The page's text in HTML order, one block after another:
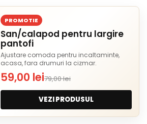
PROMOTIE
San/calapod pentru largire
pantofi
Ajustare comoda pentru incaltaminte,
acasa, fara drumuri la cizmar.
59,00 lei79,00 lei
VEZI PRODUSUL